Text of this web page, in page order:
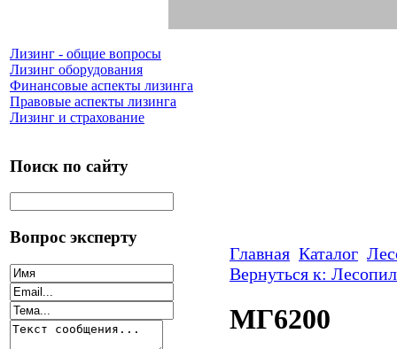
Лизинг - общие вопросы
Лизинг оборудования
Финансовые аспекты лизинга
Правовые аспекты лизинга
Лизинг и страхование
Поиск по сайту
Вопрос эксперту
Главная Каталог
Вернуться к:
МГ6200